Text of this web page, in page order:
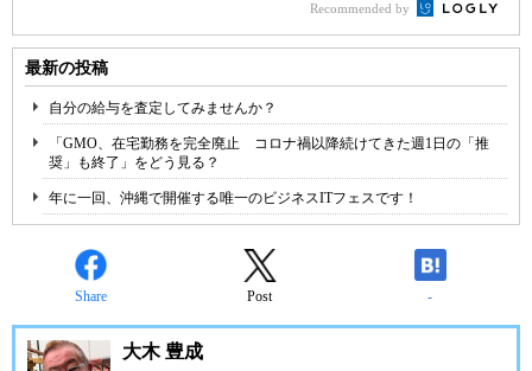
Recommended by
最新の投稿
自分の給与を査定してみませんか？
「GMO、在宅勤務を完全廃止 コロナ禍以降続けてきた週1日の「推
奨」も終了」をどう見る？
年に一回、沖縄で開催する唯一のビジネスITフェスです！
Share Post -
大木 豊成